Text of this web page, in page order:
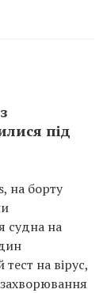
під
на борту
судна на
на вірус,